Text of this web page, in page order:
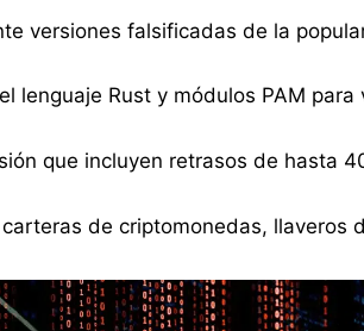
versiones falsificadas de la
lenguaje Rust y módulos PAM
que incluyen retrasos de hasta
de criptomonedas, llaveros